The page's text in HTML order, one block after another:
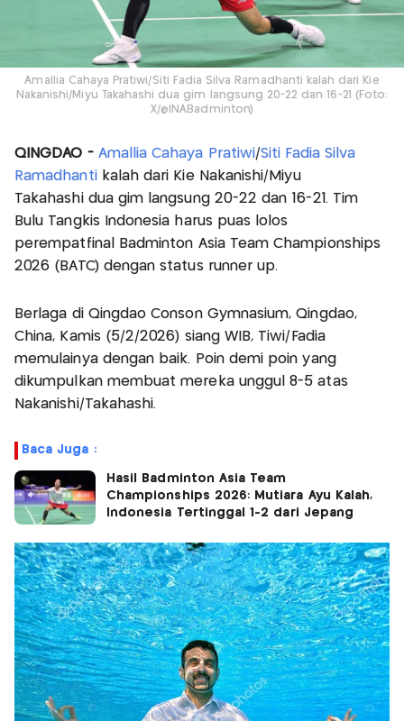
Amallia Cahaya Pratiwi/Siti Fadia Silva Ramadhanti kalah dari Kie
Nakanishi/Miyu Takahashi dua gim langsung 20-22 dan 16-21 (Foto:
X/@INABadminton)
QINGDAO - Amallia Cahaya Pratiwi/Siti Fadia Silva
Ramadhanti kalah dari Kie Nakanishi/Miyu
Takahashi dua gim langsung 20-22 dan 16-21. Tim
Bulu Tangkis Indonesia harus puas lolos
perempatfinal Badminton Asia Team Championships
2026 (BATC) dengan status runner up.
Berlaga di Qingdao Conson Gymnasium, Qingdao,
China, Kamis (5/2/2026) siang WIB, Tiwi/Fadia
memulainya dengan baik. Poin demi poin yang
dikumpulkan membuat mereka unggul 8-5 atas
Nakanishi/Takahashi.
Baca Juga :
Hasil Badminton Asia Team
Championships 2026: Mutiara Ayu Kalah,
Indonesia Tertinggal 1-2 dari Jepang